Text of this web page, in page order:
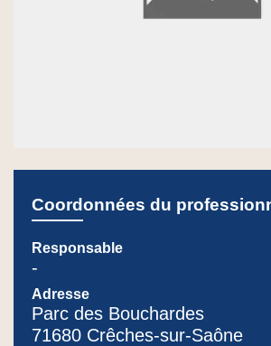
Coordonnées du
Responsable
-
Adresse
Parc des Bouchardes
71680 Crêches-sur-Saône